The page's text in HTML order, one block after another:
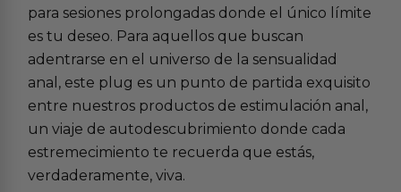
para sesiones prolongadas donde el único límite
es tu deseo. Para aquellos que buscan
adentrarse en el universo de la sensualidad
anal, este plug es un punto de partida exquisito
entre nuestros productos de estimulación anal,
un viaje de autodescubrimiento donde cada
estremecimiento te recuerda que estás,
verdaderamente, viva.